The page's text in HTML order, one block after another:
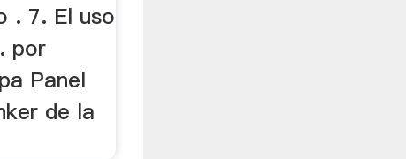
. 7. El uso
por
Panel
de la